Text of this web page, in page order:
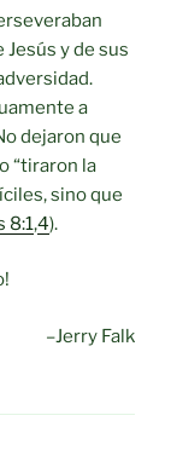
y de sus
a
dejaron que
“tiraron la
sino que
8:1,4).
–Jerry Falk